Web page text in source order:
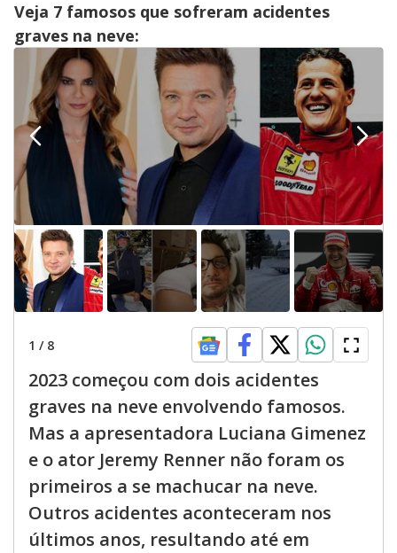
Veja 7 famosos que sofreram acidentes
graves na neve:
1 / 8
2023 começou com dois acidentes
graves na neve envolvendo famosos.
Mas a apresentadora Luciana Gimenez
e o ator Jeremy Renner não foram os
primeiros a se machucar na neve.
Outros acidentes aconteceram nos
últimos anos, resultando até em